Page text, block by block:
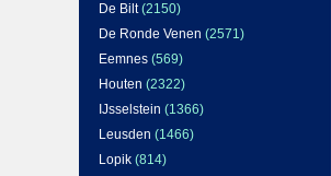
De Bilt(2150)
De Ronde Venen (2571)
Eemnes (569)
Houten (2322)
IJsselstein (1366)
Leusden (1466)
Lopik (814)